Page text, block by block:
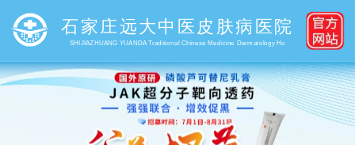
石家庄远大中医皮肤病医院
SHIJIAZHUANG YUANDA Traditional Chinese Medicine Dermatology Ho